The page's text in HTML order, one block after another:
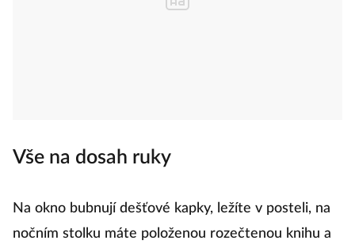
Vše na dosah ruky
Na okno bubnují dešťové kapky, ležíte v posteli, na
nočním stolku máte položenou rozečtenou knihu a